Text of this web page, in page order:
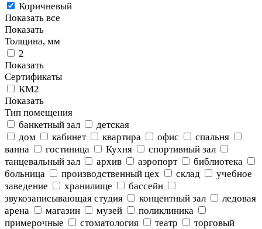
Коричневый
Показать все
Показать
Толщина, мм
2
Показать
Сертификаты
КМ2
Показать
Тип помещения
банкетный зал
детская
дом
кабинет квартира офис
спальня
ванна
гостиница Кухня
спортивный зал
танцевальный зал
архив аэропорт
библиотека
больница
производственный цех склад
учебное
заведение
хранилище
бассейн
звукозаписывающая студия
концентный зал
ледовая
арена
магазин музей
поликлиника
примерочные
стоматология театр
торговый